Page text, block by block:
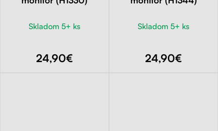
Skladom 5+ ks
24,90€
Skladom 5+ ks
24,90€